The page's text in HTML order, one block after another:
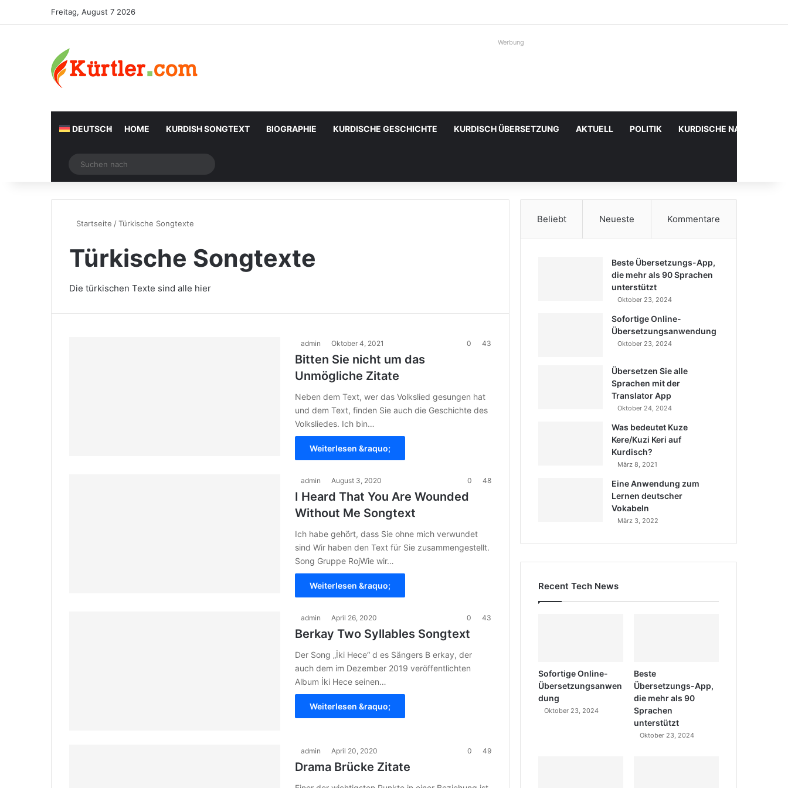
Freitag, August 7 2026
Werbung
DEUTSCH HOME KURDISH SONGTEXT BIOGRAPHIE KURDISCHE GESCHICHTE KURDISCH ÜBERSETZUNG AKTUELL POLITIK KURDISCHE
Zufälliger Artikel
nach
Startseite /Türkische Songtexte
Türkische Songtexte
Die türkischen Texte sind alle hier
admin Oktober 4, 2021 0 43
Bitten Sie nicht um das
Unmögliche Zitate
Neben dem Text, wer das Volkslied gesungen hat
und dem Text, finden Sie auch die Geschichte des
Volksliedes. Ich bin…
Weiterlesen &raquo;
admin August 3, 2020 0 48
I Heard That You Are Wounded
Without Me Songtext
Ich habe gehört, dass Sie ohne mich verwundet
sind Wir haben den Text für Sie zusammengestellt.
Song Gruppe RojWie wir…
Weiterlesen &raquo;
admin April 26, 2020 0 43
Berkay Two Syllables Songtext
Der Song „İki Hece“ d es Sängers B erkay, der
auch dem im Dezember 2019 veröffentlichten
Album İki Hece seinen…
Weiterlesen &raquo;
admin April 20, 2020 0 49
Drama Brücke Zitate
Beliebt Neueste Kommentare
Beste Übersetzungs-App,
die mehr als 90 Sprachen
unterstützt
Oktober 23, 2024
Sofortige Online-
Übersetzungsanwendung
Oktober 23, 2024
Übersetzen Sie alle
Sprachen mit der
Translator App
Oktober 24, 2024
Was bedeutet Kuze
Kere/Kuzi Keri auf
Kurdisch?
März 8, 2021
Eine Anwendung zum
Lernen deutscher
Vokabeln
März 3, 2022
Recent Tech News
Sofortige Online-
Übersetzungsanwen
dung
Oktober 23, 2024
Beste
Übersetzungs-App,
die mehr als 90
Sprachen
unterstützt
Oktober 23, 2024